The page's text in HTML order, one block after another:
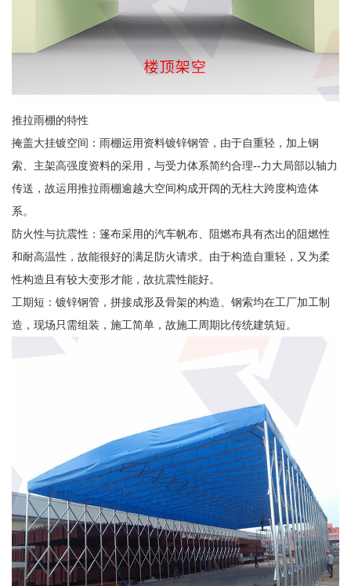
推拉雨棚的特性
掩盖大挂镀空间：雨棚运用资料镀锌钢管，由于自重轻，加上钢
索、主架高强度资料的采用，与受力体系简约合理--力大局部以轴力
传送，故运用推拉雨棚逾越大空间构成开阔的无柱大跨度构造体
系。
防火性与抗震性：篷布采用的汽车帆布、阻燃布具有杰出的阻燃性
和耐高温性，故能很好的满足防火请求。由于构造自重轻，又为柔
性构造且有较大变形才能，故抗震性能好。
工期短：镀锌钢管，拼接成形及骨架的构造、钢索均在工厂加工制
造，现场只需组装，施工简单，故施工周期比传统建筑短。